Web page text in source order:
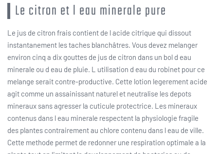
Le citron et l eau minerale pure
Le jus de citron frais contient de l acide citrique qui dissout
instantanement les taches blanchâtres. Vous devez melanger
environ cinq a dix gouttes de jus de citron dans un bol d eau
minerale ou d eau de pluie. L utilisation d eau du robinet pour ce
melange serait contre-productive. Cette lotion legerement acide
agit comme un assainissant naturel et neutralise les depots
mineraux sans agresser la cuticule protectrice. Les mineraux
contenus dans l eau minerale respectent la physiologie fragile
des plantes contrairement au chlore contenu dans l eau de ville.
Cette methode permet de redonner une respiration optimale a la